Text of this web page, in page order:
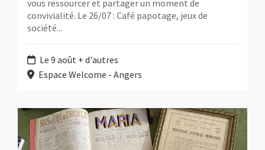
vous ressourcer et partager un moment de
convivialité. Le 26/07 : Café papotage, jeux de
société...
Le 9 août + d'autres
Espace Welcome - Angers
Plus d'information sur l'évènement : Réviser son certificat